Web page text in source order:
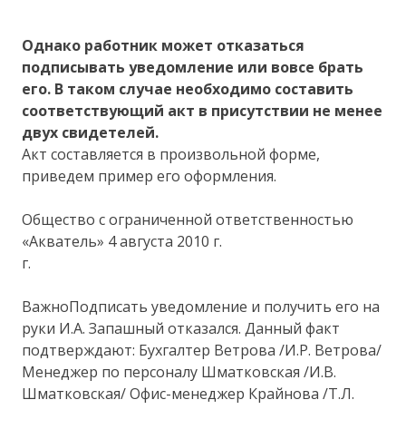
Однако работник может отказаться
подписывать уведомление или вовсе брать
его. В таком случае необходимо составить
соответствующий акт в присутствии не менее
двух свидетелей.
Акт составляется в произвольной форме,
приведем пример его оформления.
Общество с ограниченной ответственностью
«Акватель» 4 августа 2010 г.
г.
ВажноПодписать уведомление и получить его на
руки И.А. Запашный отказался. Данный факт
подтверждают: Бухгалтер Ветрова /И.Р. Ветрова/
Менеджер по персоналу Шматковская /И.В.
Шматковская/ Офис-менеджер Крайнова /Т.Л.